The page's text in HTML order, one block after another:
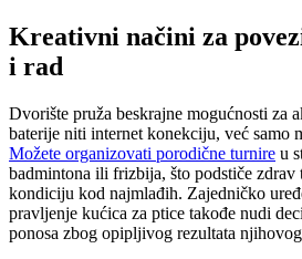
Kreativni načini za
i rad
Dvorište pruža beskrajne mogućnosti za
baterije niti internet konekciju, već samo
Možete organizovati porodične turnire u
badmintona ili frizbija, što podstiče
kondiciju kod najmlađih. Zajedničko
pravljenje kućica za ptice takođe nudi
ponosa zbog opipljivog rezultata